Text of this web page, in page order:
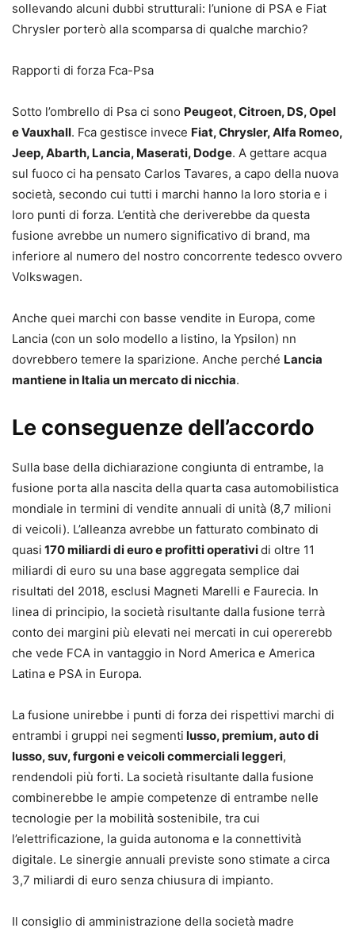
sollevando alcuni dubbi strutturali: l’unione di PSA e Fiat
Chrysler porterò alla scomparsa di qualche marchio?
Rapporti di forza Fca-Psa
Sotto l’ombrello di Psa ci sono Peugeot, Citroen, DS, Opel
e Vauxhall. Fca gestisce invece Fiat, Chrysler, Alfa Romeo,
Jeep, Abarth, Lancia, Maserati, Dodge. A gettare acqua
sul fuoco ci ha pensato Carlos Tavares, a capo della nuova
società, secondo cui tutti i marchi hanno la loro storia e i
loro punti di forza. L’entità che deriverebbe da questa
fusione avrebbe un numero significativo di brand, ma
inferiore al numero del nostro concorrente tedesco ovvero
Volkswagen.
Anche quei marchi con basse vendite in Europa, come
Lancia (con un solo modello a listino, la Ypsilon) nn
dovrebbero temere la sparizione. Anche perché Lancia
mantiene in Italia un mercato di nicchia.
Le conseguenze dell’accordo
Sulla base della dichiarazione congiunta di entrambe, la
fusione porta alla nascita della quarta casa automobilistica
mondiale in termini di vendite annuali di unità (8,7 milioni
di veicoli). L’alleanza avrebbe un fatturato combinato di
quasi 170 miliardi di euro e profitti operatividi oltre 11
miliardi di euro su una base aggregata semplice dai
risultati del 2018, esclusi Magneti Marelli e Faurecia. In
linea di principio, la società risultante dalla fusione terrà
conto dei margini più elevati nei mercati in cui opererebb
che vede FCA in vantaggio in Nord America e America
Latina e PSA in Europa.
La fusione unirebbe i punti di forza dei rispettivi marchi di
entrambi i gruppi nei segmenti lusso, premium, auto di
lusso, suv, furgoni e veicoli commerciali leggeri,
rendendoli più forti. La società risultante dalla fusione
combinerebbe le ampie competenze di entrambe nelle
tecnologie per la mobilità sostenibile, tra cui
l’elettrificazione, la guida autonoma e la connettività
digitale. Le sinergie annuali previste sono stimate a circa
3,7 miliardi di euro senza chiusura di impianto.
Il consiglio di amministrazione della società madre